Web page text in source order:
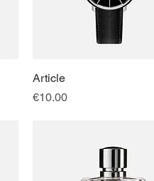
Article
價格
€10.00